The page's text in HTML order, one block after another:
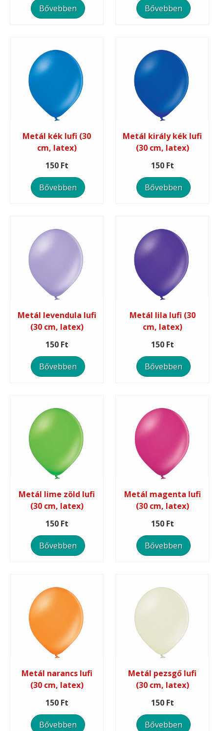
Bővebben Bővebben
Metál kék lufi (30
cm, latex)
150 Ft
Bővebben
Metál király kék lufi
(30 cm, latex)
150 Ft
Bővebben
Metál levendula lufi
(30 cm, latex)
150 Ft
Bővebben
Metál lila lufi (30
cm, latex)
150 Ft
Bővebben
Metál lime zöld lufi
(30 cm, latex)
150 Ft
Bővebben
Metál magenta lufi
(30 cm, latex)
150 Ft
Bővebben
Metál narancs lufi
(30 cm, latex)
150 Ft
Bővebben
Metál pezsgő lufi
(30 cm, latex)
150 Ft
Bővebben